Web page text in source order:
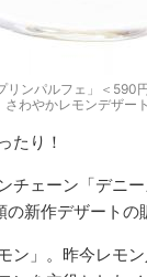
リンパルフェ」＜
さわやかレモンデザート
たり！
チェーン「デニ
の新作デザートの
ン」。昨今レモ